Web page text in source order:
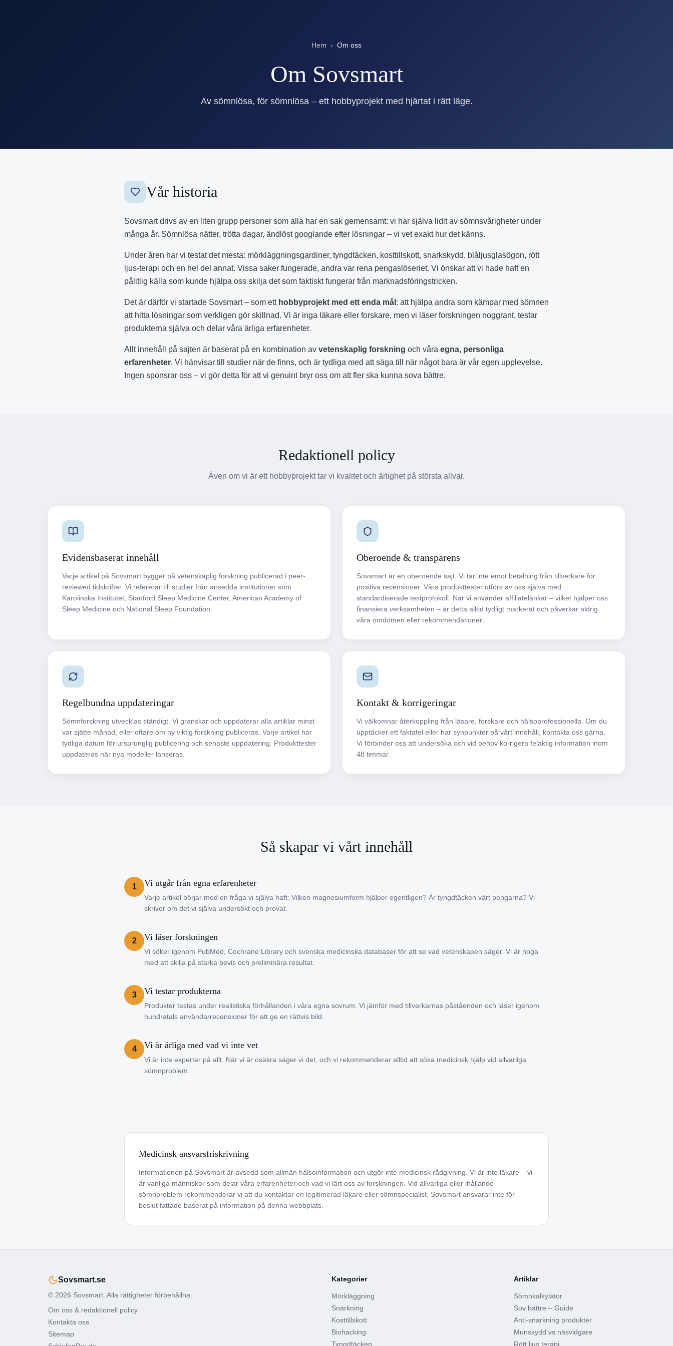
Hem › Om oss
Om Sovsmart
Av sömnlösa, för sömnlösa – ett hobbyprojekt med hjärtat i rätt läge.
Vår historia
Sovsmart drivs av en liten grupp personer som alla har en sak gemensamt: vi har själva lidit av sömnsvårigheter under
många år. Sömnlösa nätter, trötta dagar, ändlöst googlande efter lösningar – vi vet exakt hur det känns.
Under åren har vi testat det mesta: mörkläggningsgardiner, tyngdtäcken, kosttillskott, snarkskydd, blåljusglasögon, rött
ljus-terapi och en hel del annat. Vissa saker fungerade, andra var rena pengaslöseriet. Vi önskar att vi hade haft en
pålitlig källa som kunde hjälpa oss skilja det som faktiskt fungerar från marknadsföringstricken.
Det är därför vi startade Sovsmart – som ett hobbyprojekt med ett enda mål : att hjälpa andra som kämpar med sömnen
att hitta lösningar som verkligen gör skillnad. Vi är inga läkare eller forskare, men vi läser forskningen noggrant, testar
produkterna själva och delar våra ärliga erfarenheter.
Allt innehåll på sajten är baserat på en kombination av vetenskaplig forskning och våra egna, personliga
erfarenheter. Vi hänvisar till studier när de finns, och är tydliga med att säga till när något bara är vår egen upplevelse.
Ingen sponsrar oss – vi gör detta för att vi genuint bryr oss om att fler ska kunna sova bättre.
Redaktionell policy
Även om vi är ett hobbyprojekt tar vi kvalitet och ärlighet på största allvar.
Evidensbaserat innehåll
Varje artikel på Sovsmart bygger på vetenskaplig forskning publicerad i peer-
reviewed tidskrifter. Vi refererar till studier från ansedda institutioner som
Karolinska Institutet, Stanford Sleep Medicine Center, American Academy of
Sleep Medicine och National Sleep Foundation.
Oberoende & transparens
Sovsmart är en oberoende sajt. Vi tar inte emot betalning från tillverkare för
positiva recensioner. Våra produkttester utförs av oss själva med
standardiserade testprotokoll. När vi använder affiliatelänkar – vilket hjälper oss
finansiera verksamheten – är detta alltid tydligt markerat och påverkar aldrig
våra omdömen eller rekommendationer.
Regelbundna uppdateringar
Sömnforskning utvecklas ständigt. Vi granskar och uppdaterar alla artiklar minst
var sjätte månad, eller oftare om ny viktig forskning publiceras. Varje artikel har
tydliga datum för ursprunglig publicering och senaste uppdatering. Produkttester
uppdateras när nya modeller lanseras.
Kontakt & korrigeringar
Vi välkomnar återkoppling från läsare, forskare och hälsoprofessionella. Om du
upptäcker ett faktafel eller har synpunkter på vårt innehåll, kontakta oss gärna.
Vi förbinder oss att undersöka och vid behov korrigera felaktig information inom
48 timmar.
Så skapar vi vårt innehåll
1 Vi utgår från egna erfarenheter
Varje artikel börjar med en fråga vi själva haft: Vilken magnesiumform hjälper egentligen? Är tyngdtäcken värt pengarna? Vi
skriver om det vi själva undersökt och provat.
2 Vi läser forskningen
Vi söker igenom PubMed, Cochrane Library och svenska medicinska databaser för att se vad vetenskapen säger. Vi är noga
med att skilja på starka bevis och preliminära resultat.
3 Vi testar produkterna
Produkter testas under realistiska förhållanden i våra egna sovrum. Vi jämför med tillverkarnas påståenden och läser igenom
hundratals användarrecensioner för att ge en rättvis bild.
4 Vi är ärliga med vad vi inte vet
Vi är inte experter på allt. När vi är osäkra säger vi det, och vi rekommenderar alltid att söka medicinsk hjälp vid allvarliga
sömnproblem.
Medicinsk ansvarsfriskrivning
Informationen på Sovsmart är avsedd som allmän hälsoinformation och utgör inte medicinsk rådgivning. Vi är inte läkare – vi
är vanliga människor som delar våra erfarenheter och vad vi lärt oss av forskningen. Vid allvarliga eller ihållande
sömnproblem rekommenderar vi att du kontaktar en legitimerad läkare eller sömnspecialist. Sovsmart ansvarar inte för
beslut fattade baserat på information på denna webbplats.
Sovsmart.se
© 2026 Sovsmart. Alla rättigheter förbehållna.
Om oss & redaktionell policy
Kontakta oss
Sitemap
Kategorier
Mörkläggning
Snarkning
Kosttillskott
Biohacking
Tyngdtäcken
Artiklar
Sömnkalkylator
Sov bättre – Guide
Anti-snarkning produkter
Munskydd vs näsvidgare
Rött ljus terapi